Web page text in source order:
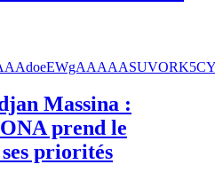
Massina :
prend le
priorités